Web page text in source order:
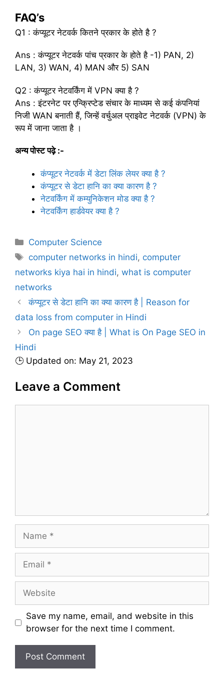
FAQ’s
Q1 : कंप्यूटर नेटवर्क कितने प्रकार के होते है ?
Ans : कंप्यूटर नेटवर्क पांच प्रकार के होते है -1) PAN, 2)
LAN, 3) WAN, 4) MAN और 5) SAN
Q2 : कंप्यूटर नेटवर्किंग में VPN क्या है ?
Ans : इंटरनेट पर एन्क्रिप्टेड संचार के माध्यम से कई कंपनियां
निजी WAN बनाती हैं, जिन्हें वर्चुअल प्राइवेट नेटवर्क (VPN) के
रूप में जाना जाता है ।
अन्य पोस्ट पढ़े :-
कंप्यूटर नेटवर्क में डेटा लिंक लेयर क्या है ?
कंप्यूटर से डेटा हानि का क्या कारण है ?
नेटवर्किंग में कम्युनिकेशन मोड क्या है ?
नेटवर्किंग हार्डवेयर क्या है ?
C
e
g
o
r
i
s
Computer Science
T
s
computer networks in hindi, computer
networks kiya hai in hindi, what is computer
networks
कंप्यूटर से डेटा हानि का क्या कारण है | Reason for
data loss from computer in Hindi
On page SEO क्या है | What is On Page SEO in
Hindi
🕒 Updated on: May 21, 2023
Leave a Comment
m
a
s
Save my name, email, and website in this
browser for the next time I comment.